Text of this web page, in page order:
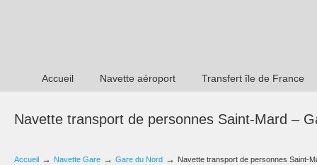
Accueil Navette aéroport Transfert île de France
Navette transport de personnes Saint-Mard –
Accueil → Navette Gare → Gare du Nord → Navette transport de personnes Saint-